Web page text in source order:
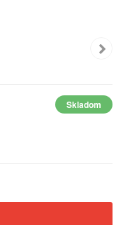
Skladom